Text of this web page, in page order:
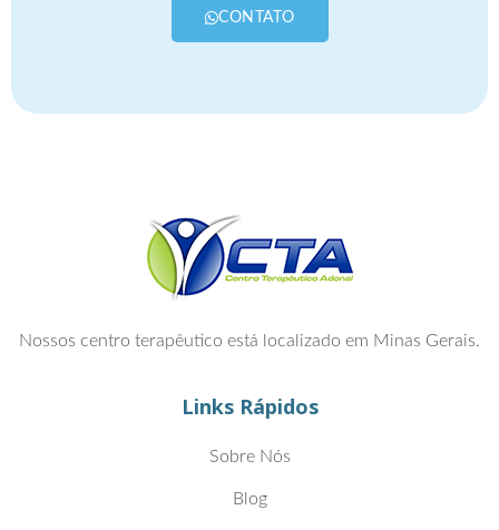
CONTATO
Nossos centro terapêutico está localizado em Minas Gerais.
Links Rápidos
Sobre Nós
Blog